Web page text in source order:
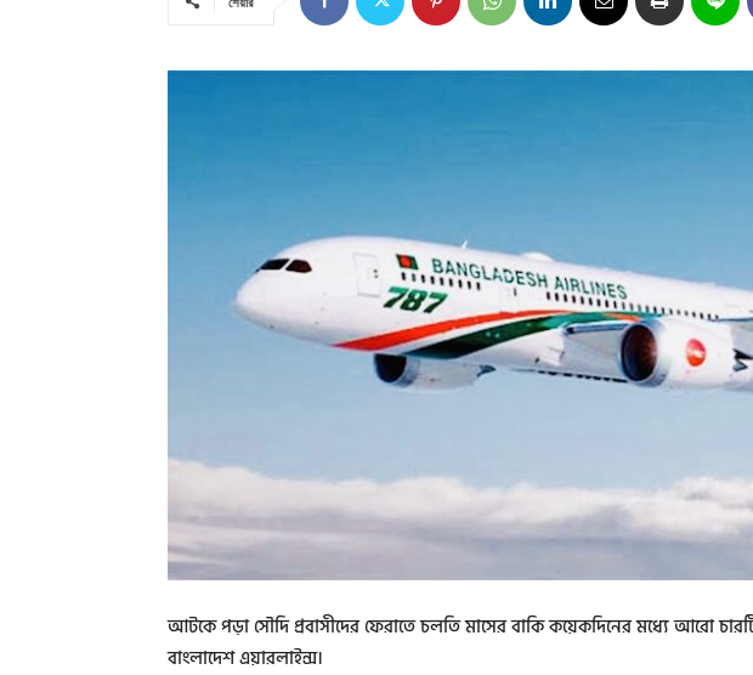
আটকে পড়া সৌদি প্রবাসীদের ফেরাতে চলতি মাসের বাকি কয়েকদিনের মধ্যে আরো
বাংলাদেশ এয়ারলাইন্স।